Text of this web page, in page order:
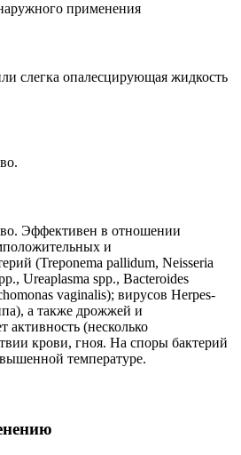
применения
слегка опалесцирующая жидкость
Эффективен в отношении
и
(Treponema pallidum, Neisseria
Ureaplasma spp., Bacteroides
vaginalis); вирусов Herpes-
а также дрожжей и
активность (несколько
крови, гноя. На споры бактерий
температуре.